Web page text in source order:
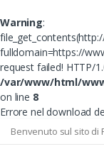
Warning:
fulldomain=https://
request failed! HTTP/
/var/www/html/
on line 8
Errore nel download
Benvenuto sul sito di